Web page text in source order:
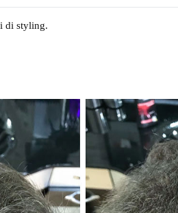
di styling.